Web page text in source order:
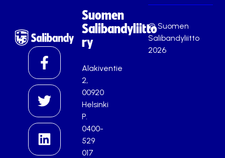
Suomen
Salibandyliitto
ry
Alakiventie
2,
00920
Helsinki
P.
0400-
529
017
© Suomen
Salibandyliitto
2026